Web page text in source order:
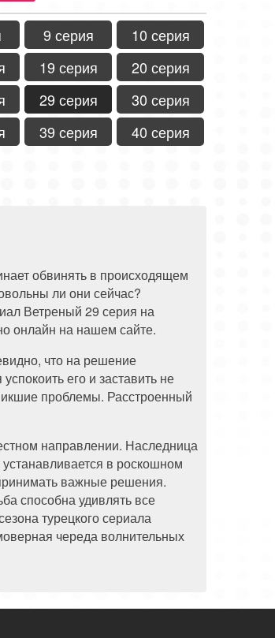
9 серия
10 серия
19 серия
20 серия
29 серия
30 серия
39 серия
40 серия
обвинять в происходящем
ли они сейчас?
Ветреный 29 серия на
онлайн на нашем сайте.
что на решение
его и заставить не
проблемы. Расстроенный
направлении. Наследница
в роскошном
важные решения.
способна удивлять все
турецкого сериала
череда волнительных